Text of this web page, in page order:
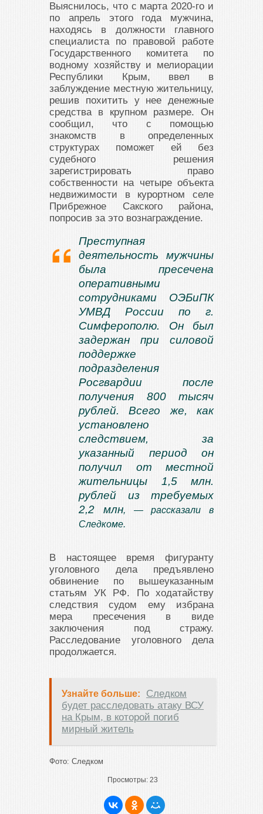
Выяснилось, что с марта 2020-го и
по апрель этого года мужчина,
находясь в должности главного
специалиста по правовой работе
Государственного комитета по
водному хозяйству и мелиорации
Республики Крым, ввел в
заблуждение местную жительницу,
решив похитить у нее денежные
средства в крупном размере. Он
сообщил, что с помощью
знакомств в определенных
структурах поможет ей без
судебного решения
зарегистрировать право
собственности на четыре объекта
недвижимости в курортном селе
Прибрежное Сакского района,
попросив за это вознаграждение.
Преступная
деятельность мужчины
была пресечена
оперативными
сотрудниками ОЭБиПК
УМВД России по г.
Симферополю. Он был
задержан при силовой
поддержке
подразделения
Росгвардии после
получения 800 тысяч
рублей. Всего же, как
установлено
следствием, за
указанный период он
получил от местной
жительницы 1,5 млн.
рублей из требуемых
2,2 млн, — рассказали в
Следкоме.
В настоящее время фигуранту
уголовного дела предъявлено
обвинение по вышеуказанным
статьям УК РФ. По ходатайству
следствия судом ему избрана
мера пресечения в виде
заключения под стражу.
Расследование уголовного дела
продолжается.
Узнайте больше:
Следком
будет расследовать атаку ВСУ
на Крым, в которой погиб
мирный житель
Фото: Следком
Просмотры: 23